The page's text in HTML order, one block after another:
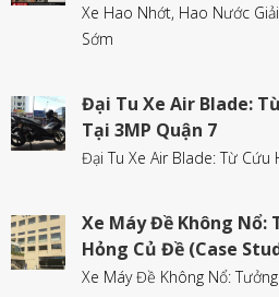
Xe Hao Nhớt, Hao Nước
Sớm
Đại Tu Xe Air Blade:
Tại 3MP Quận 7
Đại Tu Xe Air Blade: Từ Cứu
Xe Máy Đề Không Nổ:
Hỏng Củ Đề (Case
Xe Máy Đề Không Nổ: